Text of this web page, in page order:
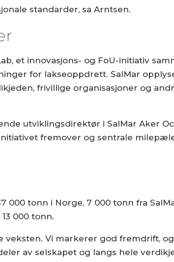
standarder, sa Arntsen.
et innovasjons- og FoU-initiativ
for lakseoppdrett. SalMar
frivillige organisasjoner og
utviklingsdirektør i SalMar Aker
fremover og sentrale
tonn i Norge, 7 000 tonn fra
000 tonn.
veksten. Vi markerer god fremdrift,
av selskapet og langs hele